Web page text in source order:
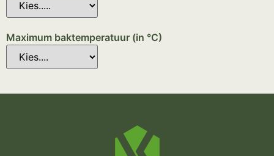
Maximum baktemperatuur (in °C)